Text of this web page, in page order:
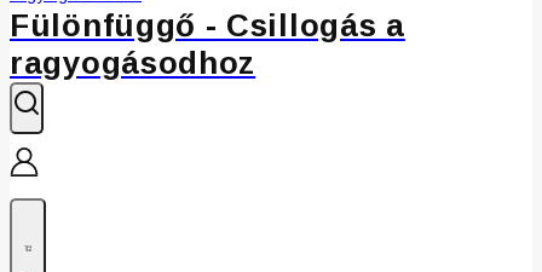
Fülönfüggő - Csillogás a
ragyogásodhoz